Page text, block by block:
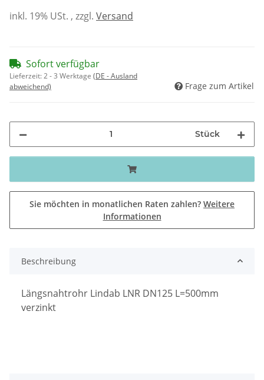
inkl. 19% USt. , zzgl. Versand
Sofort verfügbar
Lieferzeit:2 - 3 Werktage (DE - Ausland
abweichend)
Frage zum Artikel
Stück
Sie möchten in monatlichen Raten zahlen? Weitere
Informationen
Beschreibung
Längsnahtrohr Lindab LNR DN125 L=500mm
verzinkt